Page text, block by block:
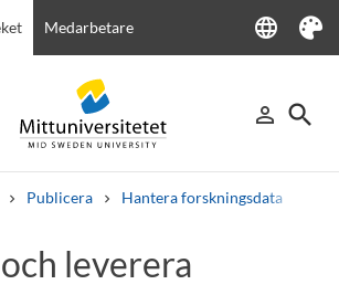
Medarbetare language
Language
Tema
person_outline
Logga in
search
Sök
Publicera Hantera forskningsdata
leverera